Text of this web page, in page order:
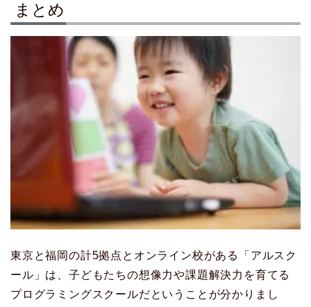
まとめ
東京と福岡の計5拠点とオンライン校がある「アルスク
ール」は、子どもたちの想像力や課題解決力を育てる
プログラミングスクールだということが分かりまし